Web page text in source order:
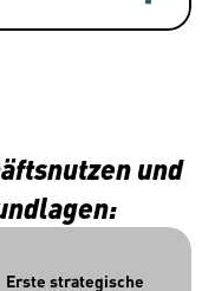
und
Erste strategische